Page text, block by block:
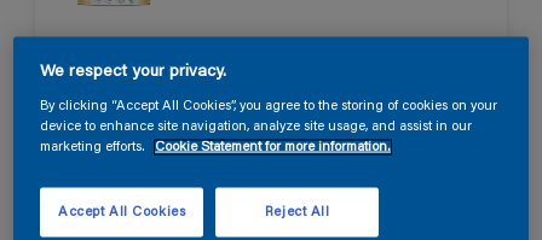
We respect your privacy.
By clicking “Accept All Cookies”, you agree to the storing of cookies on your
device to enhance site navigation, analyze site usage, and assist in our
marketing efforts.
Cookie Statement for more information.
Reject All
Accept All Cookies